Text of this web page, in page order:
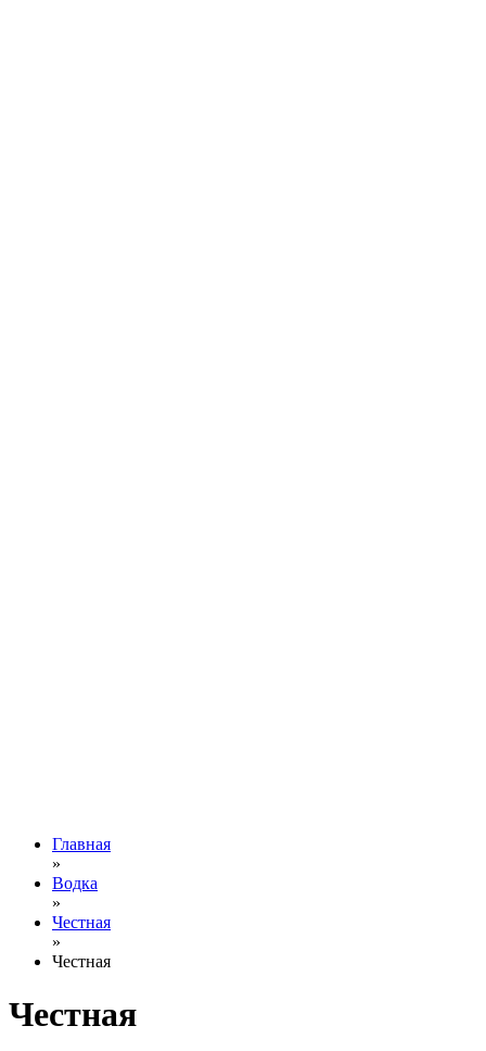
Главная
»
Водка
»
Честная
»
Честная
Честная